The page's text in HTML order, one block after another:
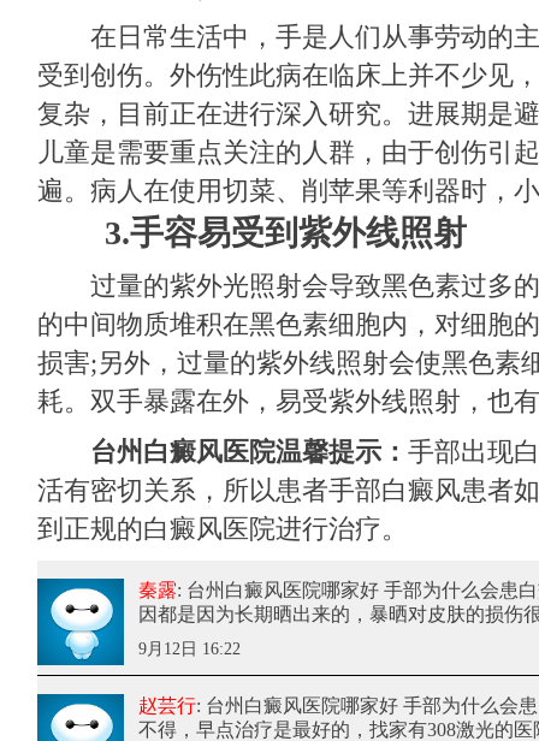
在日常生活中，手是人们从事劳动的主
受到创伤。外伤性此病在临床上并不少见
复杂，目前正在进行深入研究。进展期是
儿童是需要重点关注的人群，由于创伤引
遍。病人在使用切菜、削苹果等利器时，
3.手容易受到紫外线照射
过量的紫外光照射会导致黑色素过多的
的中间物质堆积在黑色素细胞内，对细胞
损害;另外，过量的紫外线照射会使黑色素
耗。双手暴露在外，易受紫外线照射，也
台州白癜风医院温馨提示： 手部出现
活有密切关系，所以患者手部白癜风患者
到正规的白癜风医院进行治疗。
秦露: 台州白癜风医院哪家好 手部为什么会患
因都是因为长期晒出来的，暴晒对皮肤的损伤
9月12日 16:22
赵芸行: 台州白癜风医院哪家好 手部为什么会
不得，早点治疗是最好的，找家有308激光的